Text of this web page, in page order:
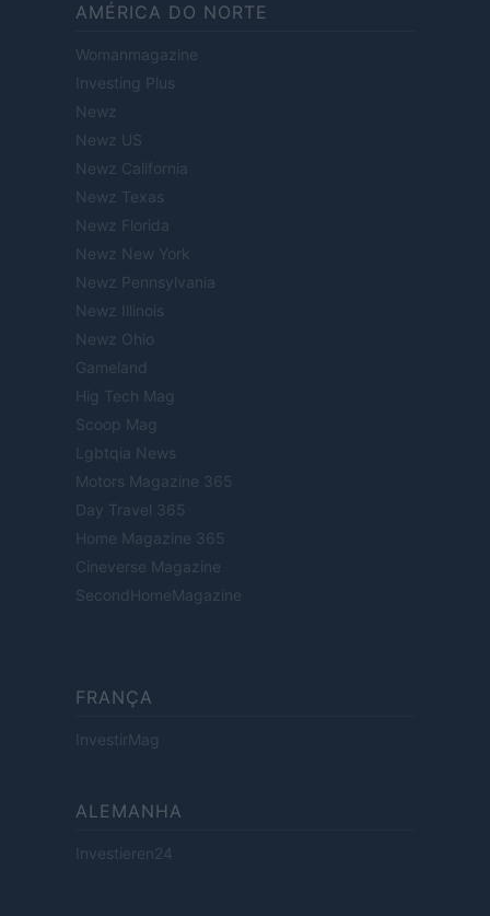
AMÉRICA DO NORTE
Womanmagazine
Investing Plus
Newz
Newz US
Newz California
Newz Texas
Newz Florida
Newz New York
Newz Pennsylvania
Newz Illinois
Newz Ohio
Gameland
Hig Tech Mag
Scoop Mag
Lgbtqia News
Motors Magazine 365
Day Travel 365
Home Magazine 365
Cineverse Magazine
SecondHomeMagazine
FRANÇA
InvestirMag
ALEMANHA
Investieren24